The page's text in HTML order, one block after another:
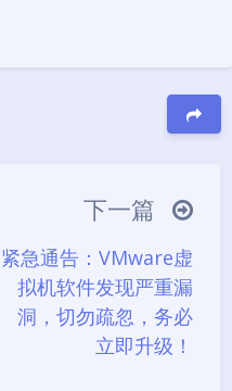
下一篇
紧急通告：VMware虚
拟机软件发现严重漏
洞，切勿疏忽，务必
立即升级！